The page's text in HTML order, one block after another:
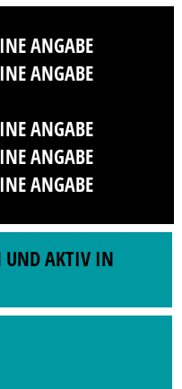
ANGABE
ANGABE
ANGABE
ANGABE
ANGABE
UND AKTIV IN